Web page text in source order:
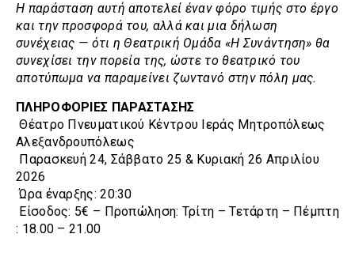
Η παράσταση αυτή αποτελεί έναν φόρο τιμής στο έργο
και την προσφορά του, αλλά και μια δήλωση
συνέχειας — ότι η Θεατρική Ομάδα «Η Συνάντηση» θα
συνεχίσει την πορεία της, ώστε το θεατρικό του
αποτύπωμα να παραμείνει ζωντανό στην πόλη μας.
ΠΛΗΡΟΦΟΡΙΕΣ ΠΑΡΑΣΤΑΣΗΣ
Θέατρο Πνευματικού Κέντρου Ιεράς Μητροπόλεως
Αλεξανδρουπόλεως
Παρασκευή 24, Σάββατο 25 & Κυριακή 26 Απριλίου
2026
Ώρα έναρξης: 20:30
Είσοδος: 5€ – Προπώληση: Τρίτη – Τετάρτη – Πέμπτη
: 18.00 – 21.00